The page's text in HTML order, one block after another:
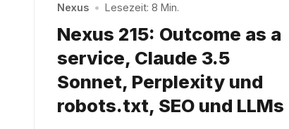
Nexus • Lesezeit: 8 Min.
Nexus 215: Outcome as a
service, Claude 3.5
Sonnet, Perplexity und
robots.txt, SEO und LLMs